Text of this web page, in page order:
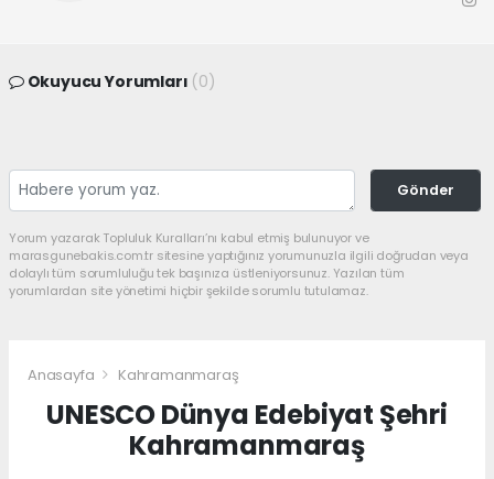
Okuyucu Yorumları (0)
Gönder
Yorum yazarak Topluluk Kuralları’nı kabul etmiş bulunuyor ve
marasgunebakis.com.tr sitesine yaptığınız yorumunuzla ilgili doğrudan veya
dolaylı tüm sorumluluğu tek başınıza üstleniyorsunuz. Yazılan tüm
yorumlardan site yönetimi hiçbir şekilde sorumlu tutulamaz.
Anasayfa Kahramanmaraş
UNESCO Dünya Edebiyat Şehri
Kahramanmaraş